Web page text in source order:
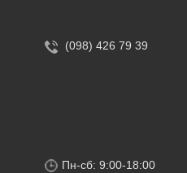
(098) 426 79 39
Пн-сб: 9:00-18:00